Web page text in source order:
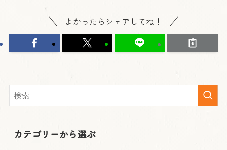
よかったらシェアしてね！
カテゴリーから選ぶ